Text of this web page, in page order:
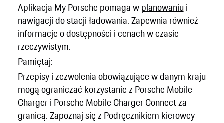
Aplikacja My Porsche pomaga wplanowaniui
nawigacji do stacji ładowania. Zapewnia również
informacje o dostępności i cenach w czasie
rzeczywistym.
Pamiętaj:
Przepisy i zezwolenia obowiązujące w danym kraju
mogą ograniczać korzystanie z Porsche Mobile
Charger i Porsche Mobile Charger Connect za
granicą. Zapoznaj się z Podręcznikiem kierowcy